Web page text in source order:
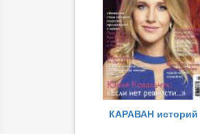
КАРАВАН историй